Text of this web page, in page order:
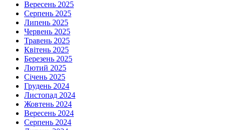
Вересень 2025
Серпень 2025
Липень 2025
Червень 2025
Травень 2025
Квітень 2025
Березень 2025
Лютий 2025
Січень 2025
Грудень 2024
Листопад 2024
Жовтень 2024
Вересень 2024
Серпень 2024